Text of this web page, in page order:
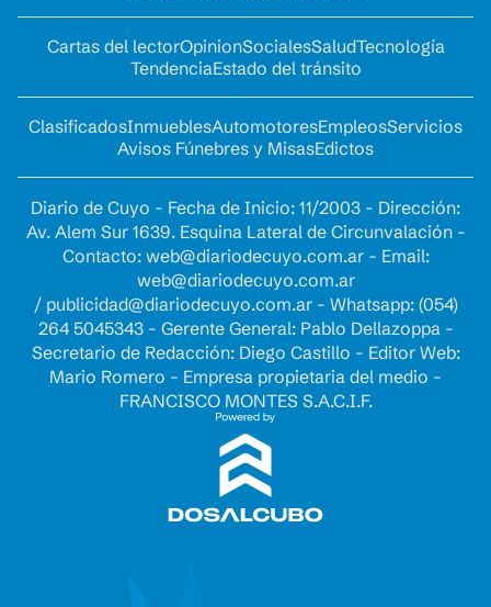
Cartas del lectorOpinionSocialesSaludTecnología
TendenciaEstado del tránsito
ClasificadosInmueblesAutomotoresEmpleosServicios
Avisos Fúnebres y MisasEdictos
Diario de Cuyo - Fecha de Inicio: 11/2003 - Dirección:
Av. Alem Sur 1639. Esquina Lateral de Circunvalación -
Contacto: web@diariodecuyo.com.ar- Email:
web@diariodecuyo.com.ar
/ publicidad@diariodecuyo.com.ar- Whatsapp: (054)
264 5045343 - Gerente General: Pablo Dellazoppa -
Secretario de Redacción: Diego Castillo - Editor Web:
Mario Romero - Empresa propietaria del medio -
FRANCISCO MONTES S.A.C.I.F.